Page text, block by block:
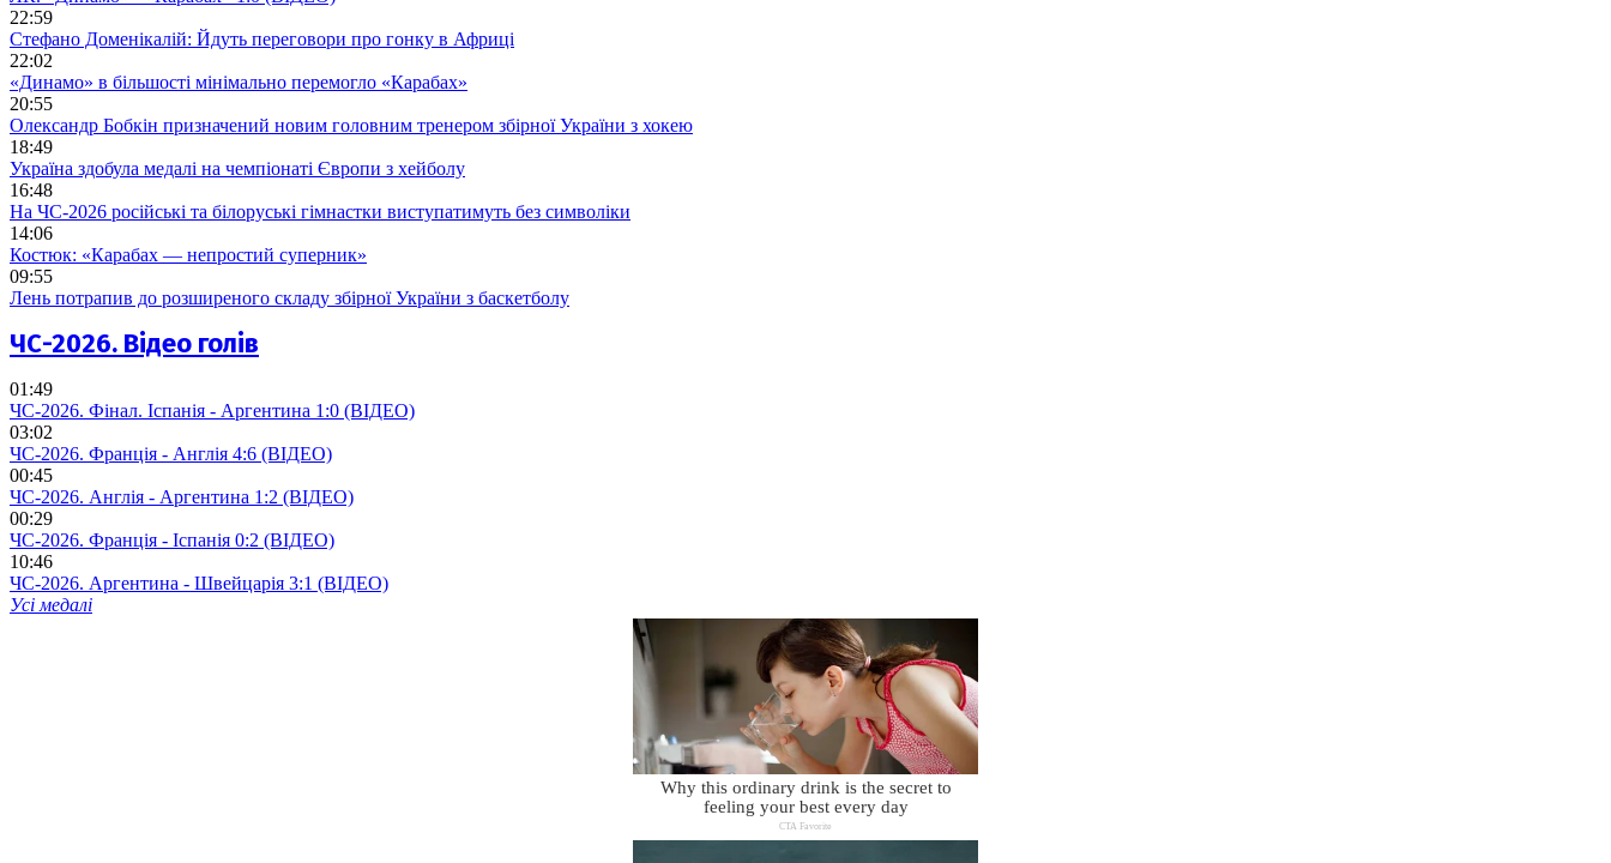
22:59
Стефано Доменікалій: Йдуть переговори про гонку в Африці
22:02
«Динамо» в більшості мінімально перемогло «Карабах»
20:55
Олександр Бобкін призначений новим головним тренером збірної України з хокею
18:49
Україна здобула медалі на чемпіонаті Європи з хейболу
16:48
На ЧС-2026 російські та білоруські гімнастки виступатимуть без символіки
14:06
Костюк: «Карабах — непростий суперник»
09:55
Лень потрапив до розширеного складу збірної України з баскетболу
ЧС-2026. Відео голів
01:49
ЧС-2026. Фінал. Іспанія - Аргентина 1:0 (ВІДЕО)
03:02
ЧС-2026. Франція - Англія 4:6 (ВІДЕО)
00:45
ЧС-2026. Англія - Аргентина 1:2 (ВІДЕО)
00:29
ЧС-2026. Франція - Іспанія 0:2 (ВІДЕО)
10:46
ЧС-2026. Аргентина - Швейцарія 3:1 (ВІДЕО)
Усі медалі